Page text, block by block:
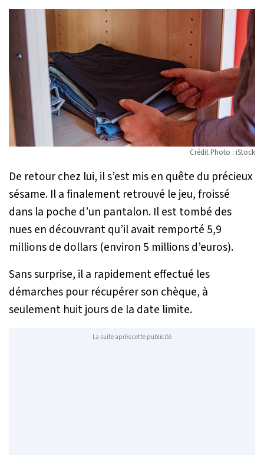
Crédit Photo : iStock
De retour chez lui, il s’est mis en quête du précieux
sésame. Il a finalement retrouvé le jeu, froissé
dans la poche d’un pantalon. Il est tombé des
nues en découvrant qu’il avait remporté 5,9
millions de dollars (environ 5 millions d’euros).
Sans surprise, il a rapidement effectué les
démarches pour récupérer son chèque, à
seulement huit jours de la date limite.
La suite après cette publicité